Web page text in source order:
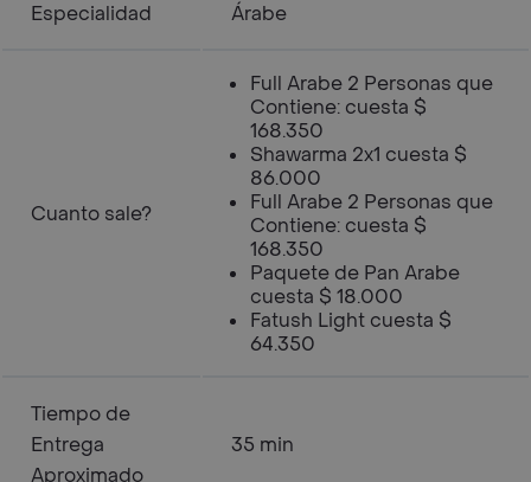
Especialidad Árabe
Cuanto sale?
Full Arabe 2 Personas que
Contiene: cuesta $
168.350
Shawarma 2x1 cuesta $
86.000
Full Arabe 2 Personas que
Contiene: cuesta $
168.350
Paquete de Pan Arabe
cuesta $ 18.000
Fatush Light cuesta $
64.350
Tiempo de
Entrega
Aproximado
35 min